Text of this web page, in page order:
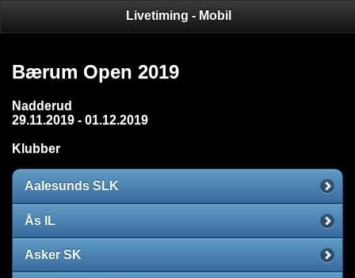
Livetiming - Mobil
Bærum Open 2019
Nadderud
29.11.2019 - 01.12.2019
Klubber
Aalesunds SLK
Ås IL
Asker SK